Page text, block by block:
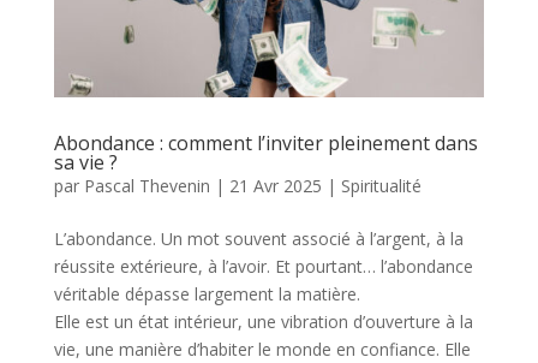
Abondance : comment l’inviter pleinement dans
sa vie ?
par Pascal Thevenin | 21 Avr 2025 | Spiritualité
L’abondance. Un mot souvent associé à l’argent, à la
réussite extérieure, à l’avoir. Et pourtant… l’abondance
véritable dépasse largement la matière.
Elle est un état intérieur, une vibration d’ouverture à la
vie, une manière d’habiter le monde en confiance. Elle